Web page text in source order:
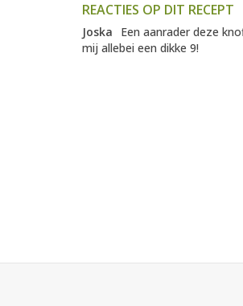
REACTIES OP DIT RECEPT
Joska
Een aanrader deze
mij allebei een dikke 9!